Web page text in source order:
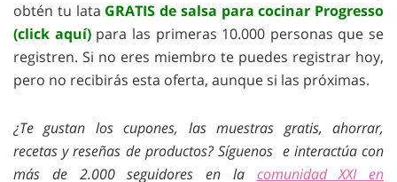
obtén tu lata GRATIS de salsa para cocinar Progresso
(click aquí) para las primeras 10.000 personas que se
registren. Si no eres miembro te puedes registrar hoy,
pero no recibirás esta oferta, aunque si las próximas.
¿Te gustan los cupones, las muestras gratis, ahorrar,
recetas y reseñas de productos? Síguenos e interactúa con
más de 2.000 seguidores en la comunidad XXI en